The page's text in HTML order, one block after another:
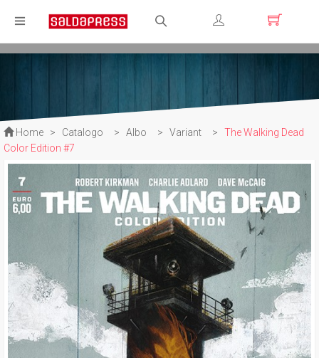
Registrati
Home > Catalogo > Albo > Variant >
The Walking Dead
Color Edition #7